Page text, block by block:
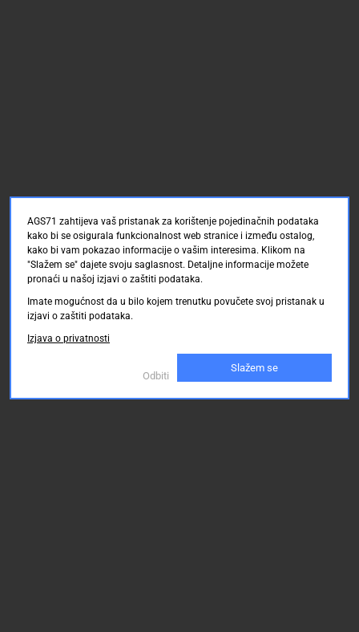
AGS71 zahtijeva vaš pristanak za korištenje pojedinačnih podataka
kako bi se osigurala funkcionalnost web stranice i između ostalog,
kako bi vam pokazao informacije o vašim interesima. Klikom na
"Slažem se" dajete svoju saglasnost. Detaljne informacije možete
pronaći u našoj izjavi o zaštiti podataka.
Imate mogućnost da u bilo kojem trenutku povučete svoj pristanak u
izjavi o zaštiti podataka.
Izjava o privatnosti
Odbiti
Slažem se